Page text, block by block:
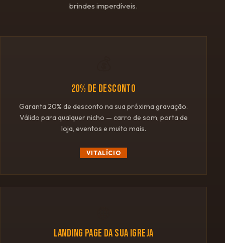
brindes imperdíveis.
20% DE DESCONTO
Garanta 20% de desconto na sua próxima gravação.
Válido para qualquer nicho — carro de som, porta de
loja, eventos e muito mais.
VITALÍCIO
LANDING PAGE DA SUA IGREJA